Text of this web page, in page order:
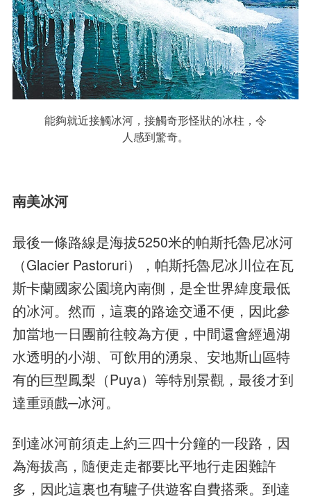
能夠就近接觸冰河，接觸奇形怪狀的冰柱，令
人感到驚奇。
南美冰河
最後一條路線是海拔5250米的帕斯托魯尼冰河
（Glacier Pastoruri），帕斯托魯尼冰川位在瓦
斯卡蘭國家公園境內南側，是全世界緯度最低
的冰河。然而，這裏的路途交通不便，因此參
加當地一日團前往較為方便，中間還會經過湖
水透明的小湖、可飲用的湧泉、安地斯山區特
有的巨型鳳梨（Puya）等特別景觀，最後才到
達重頭戲─冰河。
到達冰河前須走上約三四十分鐘的一段路，因
為海拔高，隨便走走都要比平地行走困難許
多，因此這裏也有驢子供遊客自費搭乘。到達